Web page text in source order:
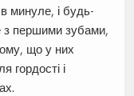
в минуле, і будь-
з першими зубами,
що у них
гордості і